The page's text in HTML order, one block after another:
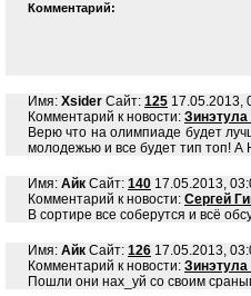
Комментарий:
Имя: Xsider Сайт: 125 17.05.2013,
Комментарий к новости: Зинэтула
Верю что на олимпиаде будет
молодежью и все будет тип топ!
Имя: Айк Сайт: 140 17.05.2013,
Комментарий к новости: Сергей
В сортире все соберутся и всё
Имя: Айк Сайт: 126 17.05.2013,
Комментарий к новости: Зинэтула
Пошли они нах_уй со своим